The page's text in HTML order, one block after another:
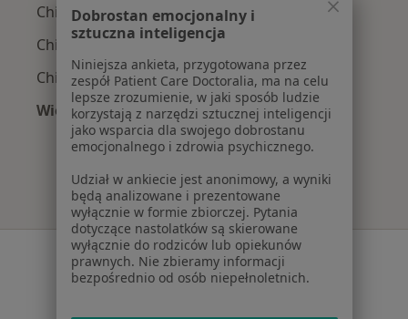
Chirurdzy z Medicover w Wrocławiu
Chirurdzy z POLMED w Wrocławiu
Chirurdzy z INTER Polska w Wrocławiu
Więcej (3)
Więcej w kategorii: Najpopularniejsze
Serwis
Regulamin
Dobrostan emocjonalny i
sztuczna inteligencja
Niniejsza ankieta, przygotowana przez
zespół Patient Care Doctoralia, ma na celu
lepsze zrozumienie, w jaki sposób ludzie
korzystają z narzędzi sztucznej inteligencji
jako wsparcia dla swojego dobrostanu
emocjonalnego i zdrowia psychicznego.
Udział w ankiecie jest anonimowy, a wyniki
będą analizowane i prezentowane
wyłącznie w formie zbiorczej. Pytania
dotyczące nastolatków są skierowane
wyłącznie do rodziców lub opiekunów
prawnych. Nie zbieramy informacji
bezpośrednio od osób niepełnoletnich.